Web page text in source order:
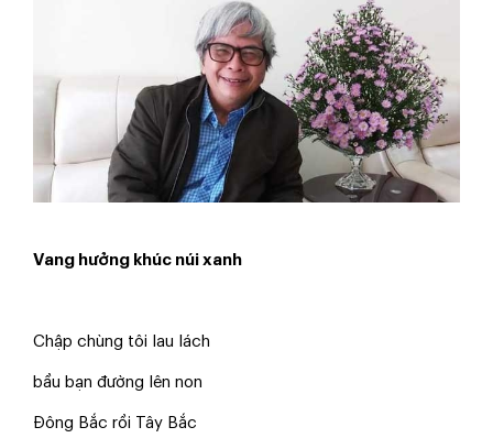
Vang hưởng khúc núi xanh
Chập chùng tôi lau lách
bầu bạn đường lên non
Đông Bắc rồi Tây Bắc